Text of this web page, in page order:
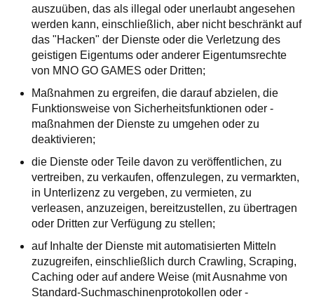
auszuüben, das als illegal oder unerlaubt angesehen
werden kann, einschließlich, aber nicht beschränkt auf
das "Hacken" der Dienste oder die Verletzung des
geistigen Eigentums oder anderer Eigentumsrechte
von MNO GO GAMES oder Dritten;
Maßnahmen zu ergreifen, die darauf abzielen, die
Funktionsweise von Sicherheitsfunktionen oder -
maßnahmen der Dienste zu umgehen oder zu
deaktivieren;
die Dienste oder Teile davon zu veröffentlichen, zu
vertreiben, zu verkaufen, offenzulegen, zu vermarkten,
in Unterlizenz zu vergeben, zu vermieten, zu
verleasen, anzuzeigen, bereitzustellen, zu übertragen
oder Dritten zur Verfügung zu stellen;
auf Inhalte der Dienste mit automatisierten Mitteln
zuzugreifen, einschließlich durch Crawling, Scraping,
Caching oder auf andere Weise (mit Ausnahme von
Standard-Suchmaschinenprotokollen oder -